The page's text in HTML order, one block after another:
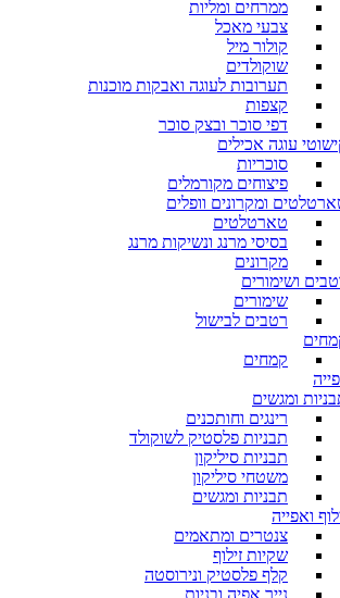
ממרחים ומליות
צבעי מאכל
קולור מיל
שוקולדים
תערובות לעוגה ואבקות מוכנות
קצפות
דפי סוכר ובצק סוכר
עוגה אכילים
סוכריות
פיצוחים מקורמלים
ומקרונים וופלים
טארטלטים
בסיסי מרנג ונשיקות מרנג
מקרונים
ושימורים
שימורים
רטבים לבישול
קמחים
ומגשים
רינגים וחותכנים
תבניות פלסטיק לשוקולד
תבניות סיליקון
משטחי סיליקון
תבניות ומגשים
ואפייה
צנטרים ומתאמים
שקיות זילוף
קלף פלסטיק ונירוסטה